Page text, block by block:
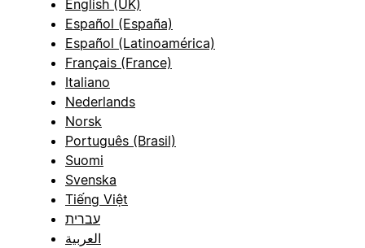
English (UK)
Español (España)
Español (Latinoamérica)
Français (France)
Italiano
Nederlands
Norsk
Português (Brasil)
Suomi
Svenska
Tiếng Việt
עברית
العربية